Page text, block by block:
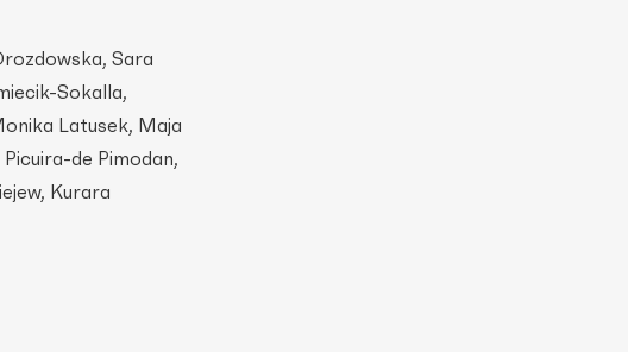
Sara
Sokalla,
Latusek, Maja
de Pimodan,
Kurara